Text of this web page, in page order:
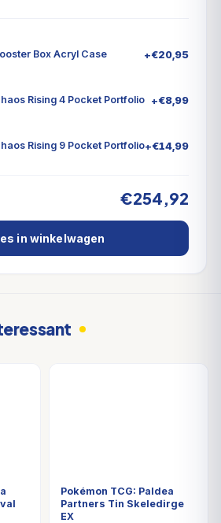
Box Acryl Case +€20,95
Rising 4 Pocket Portfolio +€8,99
Rising 9 Pocket Portfolio+€14,99
€254,92
in winkelwagen
Pokémon TCG: Paldea
Partners Tin Skeledirge
EX